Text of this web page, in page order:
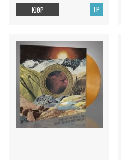
LP
KJØP